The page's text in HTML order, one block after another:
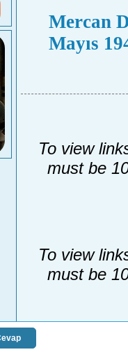
Mercan
Mayıs
To view
must be
To view
must be